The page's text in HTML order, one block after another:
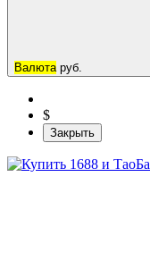
Валюта руб.
$
Закрыть